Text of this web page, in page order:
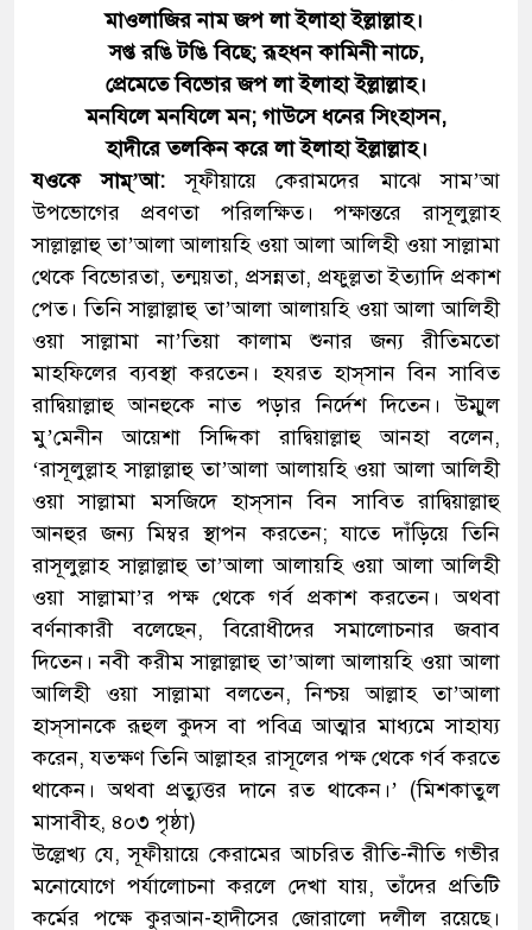
মাওলাজির নাম জপ লা ইলাহা ইল্লাল্লাহ।
সপ্ত রঙি টঙি বিছে; রূহধন কামিনী নাচে,
প্রেমেতে বিভোর জপ লা ইলাহা ইল্লাল্লাহ।
মনযিলে মনযিলে মন; গাউসে ধনের সিংহাসন,
হাদীরে তলকিন করে লা ইলাহা ইল্লাল্লাহ।
যওকে সাম্‌’আ:সূফীয়ায়ে কেরামদের মাঝে সাম’আ
উপভোগের প্রবণতা পরিলক্ষিত। পক্ষান্তরে রাসূলুল্লাহ
সাল্লাল্লাহু তা’আলা আলায়হি ওয়া আলা আলিহী ওয়া সাল্লামা
থেকে বিভোরতা, তন্ময়তা, প্রসন্নতা, প্রফুল্লতা ইত্যাদি প্রকাশ
পেত। তিনি সাল্লাল্লাহু তা’আলা আলায়হি ওয়া আলা আলিহী
ওয়া সাল্লামা না’তিয়া কালাম শুনার জন্য রীতিমতো
মাহফিলের ব্যবস্থা করতেন। হযরত হাস্‌সান বিন সাবিত
রাদ্বিয়াল্লাহু আনহুকে নাত পড়ার নির্দেশ দিতেন। উম্মুল
মু’মেনীন আয়েশা সিদ্দিকা রাদ্বিয়াল্লাহু আনহা বলেন,
‘রাসূলুল্লাহ সাল্লাল্লাহু তা’আলা আলায়হি ওয়া আলা আলিহী
ওয়া সাল্লামা মসজিদে হাস্‌সান বিন সাবিত রাদ্বিয়াল্লাহু
আনহুর জন্য মিম্বর স্থাপন করতেন; যাতে দাঁড়িয়ে তিনি
রাসূলুল্লাহ সাল্লাল্লাহু তা’আলা আলায়হি ওয়া আলা আলিহী
ওয়া সাল্লামা’র পক্ষ থেকে গর্ব প্রকাশ করতেন। অথবা
বর্ণনাকারী বলেছেন, বিরোধীদের সমালোচনার জবাব
দিতেন। নবী করীম সাল্লাল্লাহু তা’আলা আলায়হি ওয়া আলা
আলিহী ওয়া সাল্লামা বলতেন, নিশ্চয় আল্লাহ তা’আলা
হাস্‌সানকে রূহুল কুদস বা পবিত্র আত্মার মাধ্যমে সাহায্য
করেন, যতক্ষণ তিনি আল্লাহর রাসূলের পক্ষ থেকে গর্ব করতে
থাকেন। অথবা প্রত্যুত্তর দানে রত থাকেন।’ (মিশকাতুল
মাসাবীহ, ৪০৩ পৃষ্ঠা)
উল্লেখ্য যে, সূফীয়ায়ে কেরামের আচরিত রীতি-নীতি গভীর
মনোযোগে পর্যালোচনা করলে দেখা যায়, তাঁদের প্রতিটি
কর্মের পক্ষে কুরআন-হাদীসের জোরালো দলীল রয়েছে।